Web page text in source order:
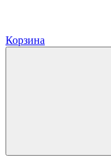
Корзина